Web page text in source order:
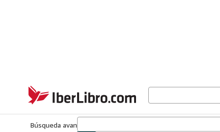
IberLibro.com
Búsqueda avanzada